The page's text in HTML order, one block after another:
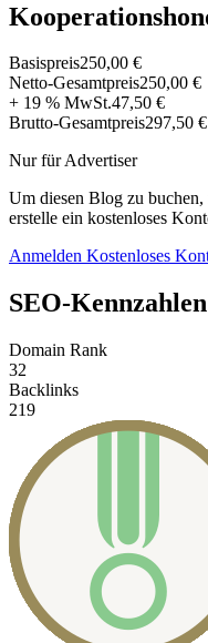
Basispreis250,00 €
Netto-Gesamtpreis250,00 €
+ 19 % MwSt.47,50 €
Brutto-Gesamtpreis297,50 €
Nur für Advertiser
Um diesen Blog zu
erstelle ein kostenloses
Anmelden Kostenloses
SEO-Kennzahlen
Domain Rank
32
Backlinks
219